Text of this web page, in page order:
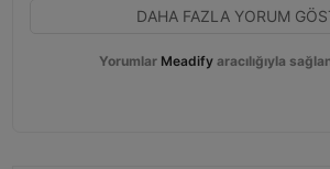
DAHA FAZLA YORUM
Yorumlar Meadify aracılığıyla